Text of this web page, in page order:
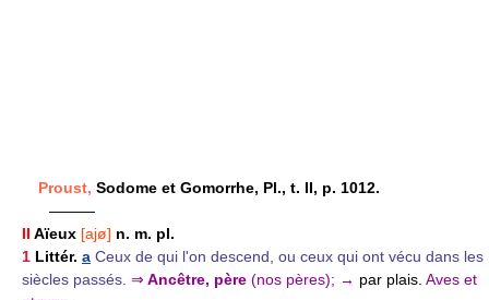
Proust, Sodome et Gomorrhe, Pl., t. II, p. 1012.
———
II Aïeux [ajø] n. m. pl.
1 Littér. a Ceux de qui l'on descend, ou ceux qui ont vécu dans les
siècles passés. ⇒ Ancêtre, père (nos pères); → par plais. Aves et